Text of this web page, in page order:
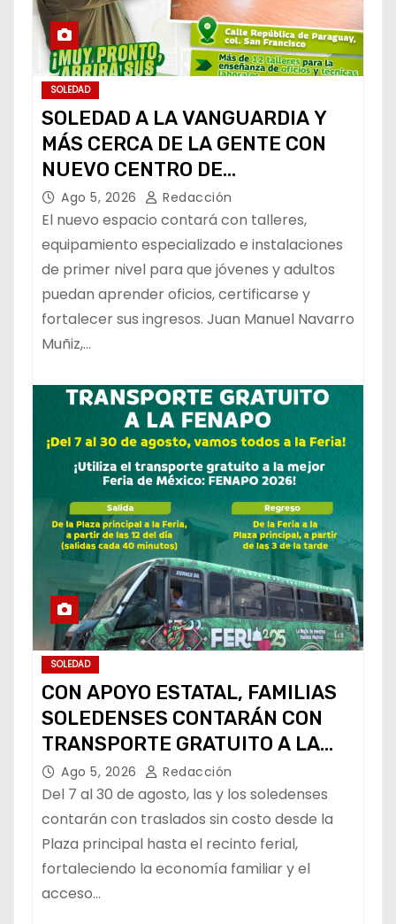
SOLEDAD
SOLEDAD A LA VANGUARDIA Y
MÁS CERCA DE LA GENTE CON
NUEVO CENTRO DE
CAPACITACIÓN: NAVARRO MUÑIZ
Ago 5, 2026 Redacción
El nuevo espacio contará con talleres,
equipamiento especializado e instalaciones
de primer nivel para que jóvenes y adultos
puedan aprender oficios, certificarse y
fortalecer sus ingresos. Juan Manuel Navarro
Muñiz,…
SOLEDAD
CON APOYO ESTATAL, FAMILIAS
SOLEDENSES CONTARÁN CON
TRANSPORTE GRATUITO A LA
FENAPO
Ago 5, 2026 Redacción
Del 7 al 30 de agosto, las y los soledenses
contarán con traslados sin costo desde la
Plaza principal hasta el recinto ferial,
fortaleciendo la economía familiar y el
acceso…